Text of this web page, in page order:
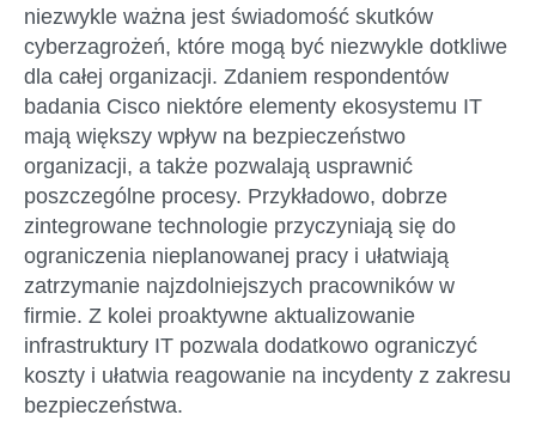
niezwykle ważna jest świadomość skutków
cyberzagrożeń, które mogą być niezwykle dotkliwe
dla całej organizacji. Zdaniem respondentów
badania Cisco niektóre elementy ekosystemu IT
mają większy wpływ na bezpieczeństwo
organizacji, a także pozwalają usprawnić
poszczególne procesy. Przykładowo, dobrze
zintegrowane technologie przyczyniają się do
ograniczenia nieplanowanej pracy i ułatwiają
zatrzymanie najzdolniejszych pracowników w
firmie. Z kolei proaktywne aktualizowanie
infrastruktury IT pozwala dodatkowo ograniczyć
koszty i ułatwia reagowanie na incydenty z zakresu
bezpieczeństwa.